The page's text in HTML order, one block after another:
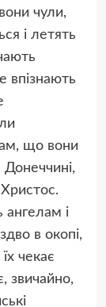
чули,
і летять
впізнають
що вони
ангелам і
в окопі,
чекає
звичайно,